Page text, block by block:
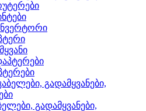
გადამყვანები,